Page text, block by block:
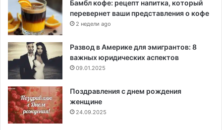
Бамбл кофе: рецепт напитка, который
перевернет ваши представления о кофе
2 недели ago
Развод в Америке для эмигрантов: 8
важных юридических аспектов
09.01.2025
Поздравления с днем рождения
женщине
24.09.2025